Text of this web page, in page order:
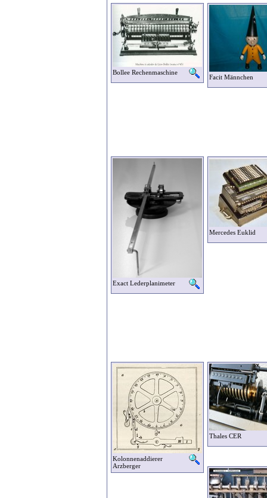
Bollee Rechenmaschine
Facit Männchen
Exact Lederplanimeter
Mercedes Euklid
Kolonnenaddierer
Arzberger
Thales CER